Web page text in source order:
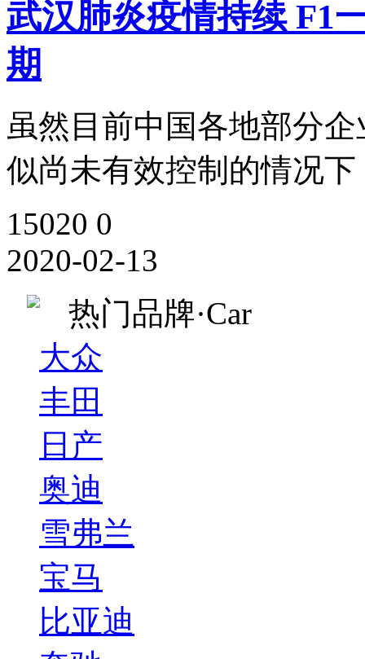
武汉肺炎疫情持续 F1
期
虽然目前中国各地部分
似尚未有效控制的情况
15020 0
2020-02-13
热门品牌·Car
大众
丰田
日产
奥迪
雪弗兰
宝马
比亚迪